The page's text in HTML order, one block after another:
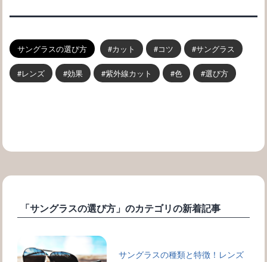
サングラスの選び方 カット コツ サングラス
レンズ 効果 紫外線カット 色 選び方
「サングラスの選び方」のカテゴリの新着記事
サングラスの種類と特徴！レンズ